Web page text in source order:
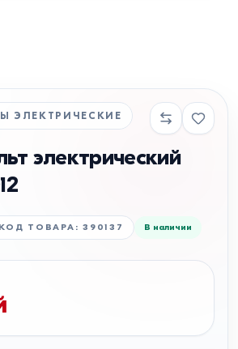
ЭЛЕКТРИЧЕСКИЕ
электрический
КОД ТОВАРА :390137 В наличии